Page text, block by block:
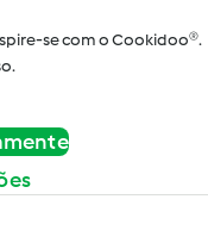
se com o Cookidoo®.